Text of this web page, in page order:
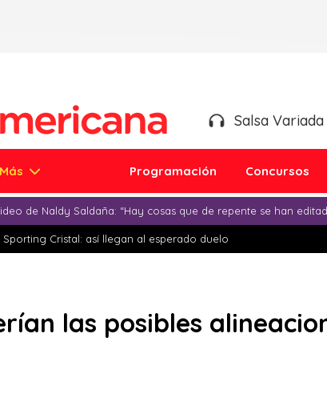
Salsa Variada
Más Programación Concursos
de Naldy Saldaña: “Hay cosas que de repente se han
Sporting Cristal: así llegan al esperado duelo
las posibles